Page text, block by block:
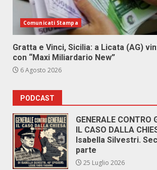
Comunicati Stampa
Gratta e Vinci, Sicilia: a Licata (AG)
con “Maxi Miliardario New”
6 Agosto 2026
PODCAST
GENERALE CONTRO
IL CASO DALLA
Isabella Silvestri.
parte
25 Luglio 2026